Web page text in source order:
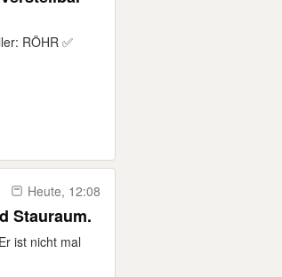
RÖHR ✅
Heute, 12:08
Stauraum.
ist nicht mal